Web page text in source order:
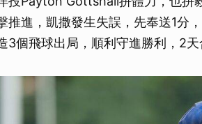
推進，凱撒發生失誤，先奉送1分
3個飛球出局，順利守進勝利，2天